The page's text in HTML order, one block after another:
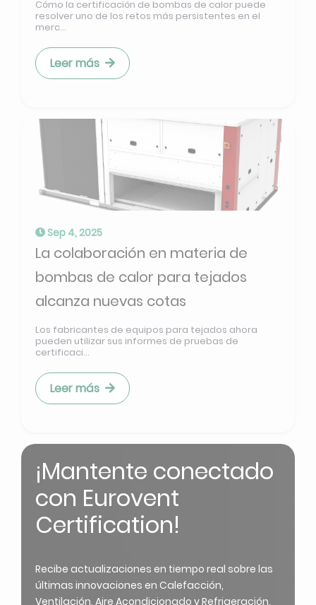
Cómo la certificación de bombas de calor puede
resolver uno de los retos más persistentes en el
merc...
Leer más
Sep 4, 2025
La colaboración en materia de
bombas de calor para tejados
alcanza nuevas cotas
Los fabricantes de equipos para tejados ahora
pueden utilizar sus informes de pruebas de
certificaci...
Leer más
¡Mantente conectado
con Eurovent
Certification!
Recibe actualizaciones en tiempo real sobre las
últimas innovaciones en Calefacción,
Ventilación, Aire Acondicionado y Refrigeración.